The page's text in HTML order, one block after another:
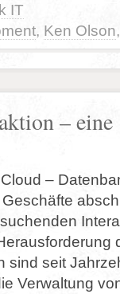
IT
, Ken Olson
– eine
–
sind seit
Verwaltung